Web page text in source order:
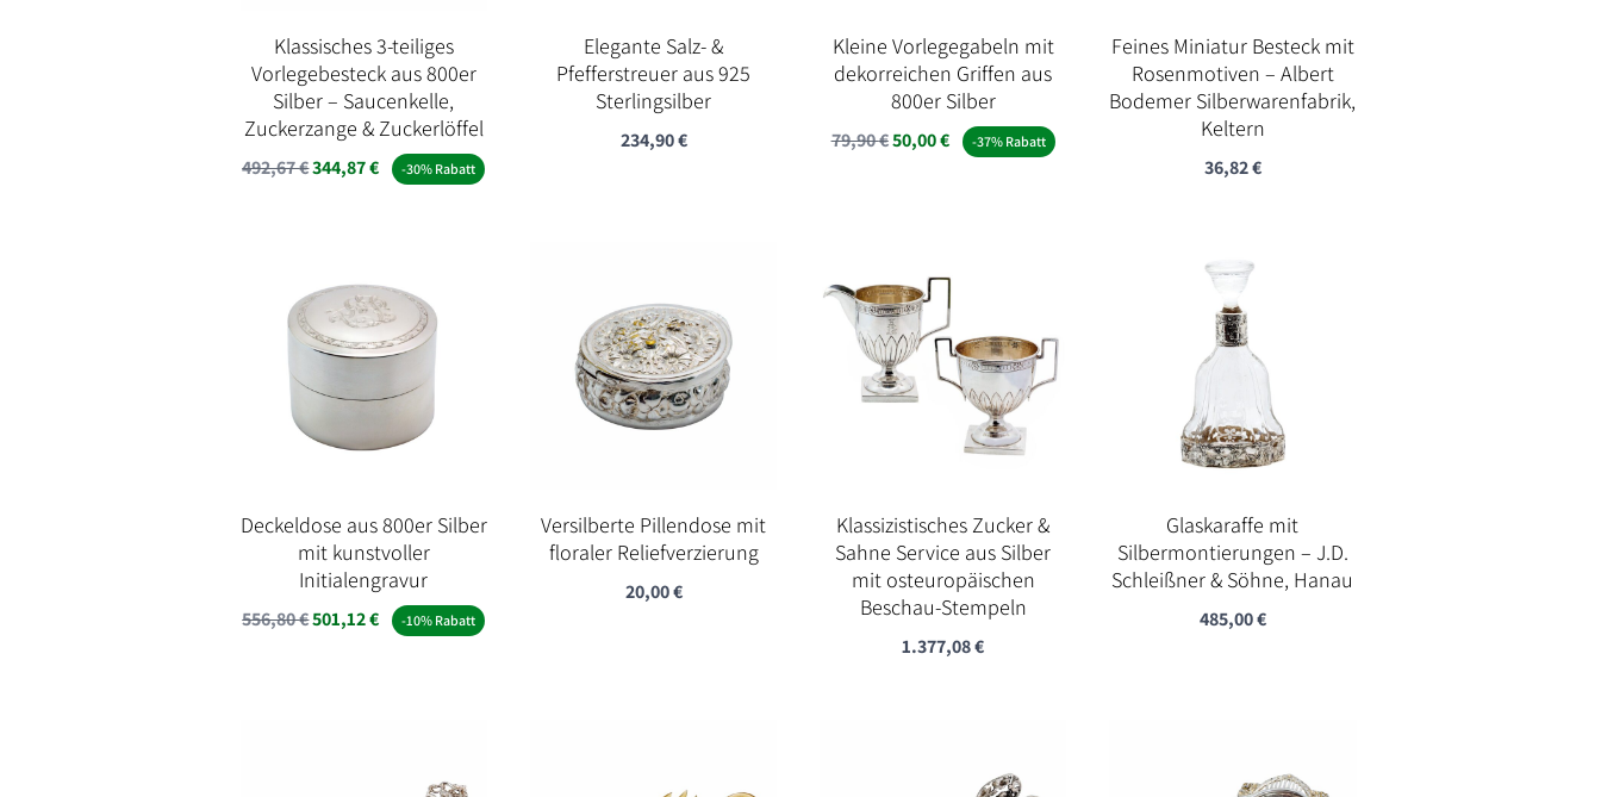
Klassisches 3-teiliges
Vorlegebesteck aus 800er
Silber – Saucenkelle,
Zuckerzange & Zuckerlöffel
492,67€344,87€ -30% Rabatt
Elegante Salz- &
Pfefferstreuer aus 925
Sterlingsilber
234,90€
Kleine Vorlegegabeln mit
dekorreichen Griffen aus
800er Silber
79,90€Ursprünglicher
50,00€Aktueller
-37% Rabatt
Feines Miniatur Besteck mit
Rosenmotiven – Albert
Bodemer Silberwarenfabrik,
Keltern
36,82€
Deckeldose aus 800er Silber
mit kunstvoller
Initialengravur
556,80€501,12€ -10% Rabatt
Versilberte Pillendose mit
floraler Reliefverzierung
20,00€
Klassizistisches Zucker &
Sahne Service aus Silber
mit osteuropäischen
Beschau-Stempeln
1.377,08€
Glaskaraffe mit
Silbermontierungen – J.D.
Schleißner & Söhne, Hanau
485,00€